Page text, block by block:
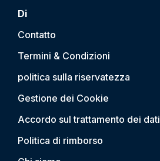
Di
Contatto
Termini & Condizioni
politica sulla riservatezza
Gestione dei Cookie
Accordo sul trattamento dei dati
Politica di rimborso